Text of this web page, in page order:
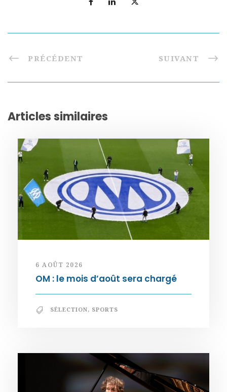
PRÉCÉDENT SUIVANT
Articles similaires
6 AOÛT 2026
OM : le mois d’août sera chargé
SÉLECTION, SPORTS